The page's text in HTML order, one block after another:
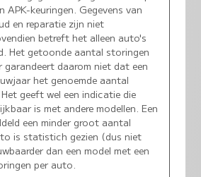
APK-keuringen. Gegevens van
en reparatie zijn niet
betreft het alleen auto's
Het getoonde aantal storingen
garandeert daarom niet dat een
het genoemde aantal
geeft wel een indicatie die
is met andere modellen. Een
een minder groot aantal
is statistich gezien (dus niet
dan een model met een
per auto.